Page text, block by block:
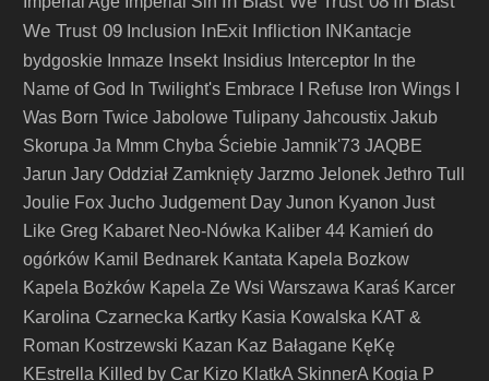
We Trust 09 Inclusion InExit Infliction INKantacje
bydgoskie Inmaze Insekt Insidius Interceptor In the
Name of God
In Twilight's Embrace I Refuse Iron Wings
Was Born Twice Jabolowe Tulipany Jahcoustix Jakub
Skorupa Ja Mmm Chyba Ściebie Jamnik'73 JAQBE
Jarun Jary Oddział Zamknięty Jarzmo Jelonek Jethro Tull
Joulie Fox Jucho Judgement Day Junon Kyanon Just
Like Greg Kabaret Neo-Nówka Kaliber 44 Kamień do
ogórków Kamil Bednarek Kantata Kapela Bozkow
Kapela Bożków Kapela Ze Wsi Warszawa Karaś Karcer
Karolina Czarnecka Kartky Kasia Kowalska KAT &
Roman Kostrzewski Kazan Kaz Bałagane KęKę
KEstrella Killed by Car Kizo KlatkA SkinnerA Kogia P